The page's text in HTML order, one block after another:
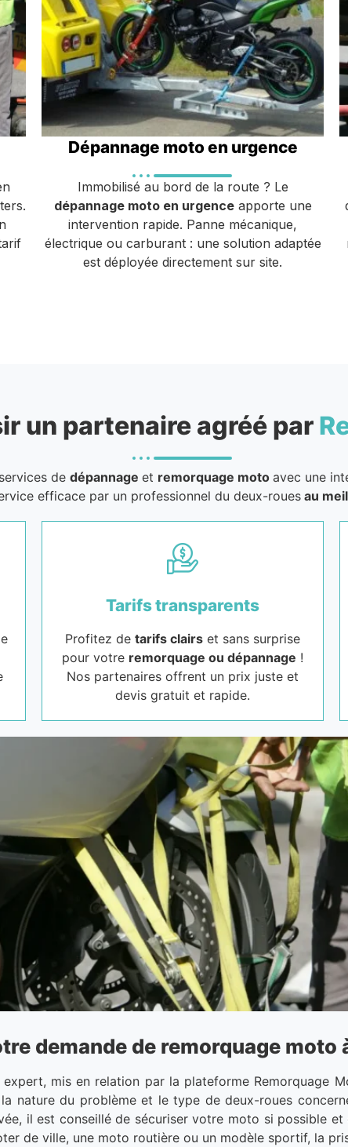
Dépannage moto en urgence
Immobilisé au bord de la route ? Le
dépannage moto en urgenceapporte une
intervention rapide. Panne mécanique,
électrique ou carburant : une solution adaptée
est déployée directement sur site.
un partenaire agréé par
de dépannage et remorquage moto avec une
efficace par un professionnel du deux-rouesau
Tarifs transparents
Profitez de tarifs clairs et sans surprise
pour votre remorquage ou dépannage !
Nos partenaires offrent un prix juste et
devis gratuit et rapide.
demande de remorquage moto
mis en relation par la plateforme Remorquage
nature du problème et le type de deux-roues
il est conseillé de sécuriser votre moto si possible
de ville, une moto routière ou un modèle sportif, la